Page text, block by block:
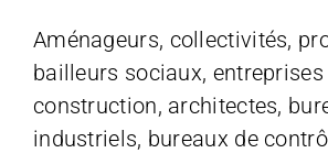
Aménageurs, collectivités,
bailleurs sociaux, entreprises
construction, architectes,
industriels, bureaux de